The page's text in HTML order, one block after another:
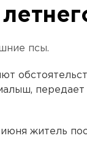
псы.
июня житель